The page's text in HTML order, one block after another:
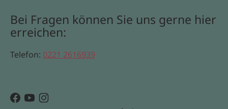
Bei Fragen können Sie uns gerne hier
erreichen:
Telefon: 0221 2616939